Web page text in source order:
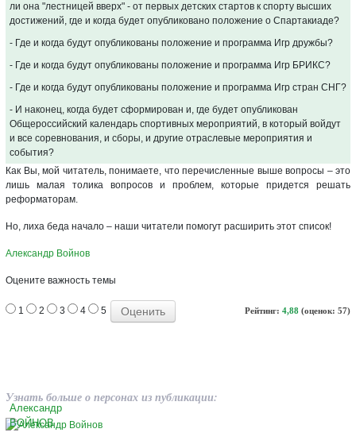
ли она "лестницей вверх" - от первых детских стартов к спорту высших
достижений, где и когда будет опубликовано положение о Спартакиаде?
- Где и когда будут опубликованы положение и программа Игр дружбы?
- Где и когда будут опубликованы положение и программа Игр БРИКС?
- Где и когда будут опубликованы положение и программа Игр стран СНГ?
- И наконец, когда будет сформирован и, где будет опубликован
Общероссийский календарь спортивных мероприятий, в который войдут
и все соревнования, и сборы, и другие отраслевые мероприятия и
события?
Как Вы, мой читатель, понимаете, что перечисленные выше вопросы – это
лишь малая толика вопросов и проблем, которые придется решать
реформаторам.
Но, лиха беда начало – наши читатели помогут расширить этот список!
Александр Войнов
Оцените важность темы
Рейтинг: 4,88 (оценок: 57)
1 2 3 4 5
Узнать больше о персонах из публикации:
Александр
ВОЙНОВ